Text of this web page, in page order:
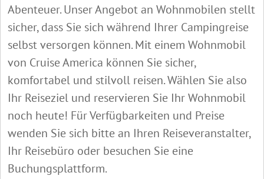
Abenteuer. Unser Angebot an Wohnmobilen stellt
sicher, dass Sie sich während Ihrer Campingreise
selbst versorgen können. Mit einem Wohnmobil
von Cruise America können Sie sicher,
komfortabel und stilvoll reisen. Wählen Sie also
Ihr Reiseziel und reservieren Sie Ihr Wohnmobil
noch heute! Für Verfügbarkeiten und Preise
wenden Sie sich bitte an Ihren Reiseveranstalter,
Ihr Reisebüro oder besuchen Sie eine
Buchungsplattform.